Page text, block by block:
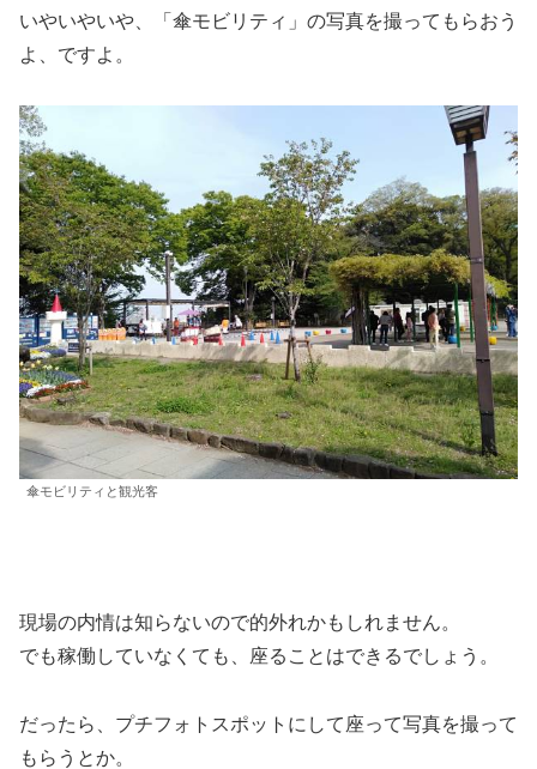
いやいやいや、「傘モビリティ」の写真を撮ってもらおう
よ、ですよ。
傘モビリティと観光客
現場の内情は知らないので的外れかもしれません。
でも稼働していなくても、座ることはできるでしょう。
だったら、プチフォトスポットにして座って写真を撮って
もらうとか。